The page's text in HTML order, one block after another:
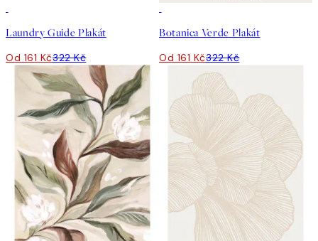
Laundry Guide Plakát
Od 161 Kč322 Kč
Botanica Verde Plakát
Od 161 Kč322 Kč